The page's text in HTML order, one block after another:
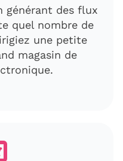
générant des flux
quel nombre de
une petite
magasin de